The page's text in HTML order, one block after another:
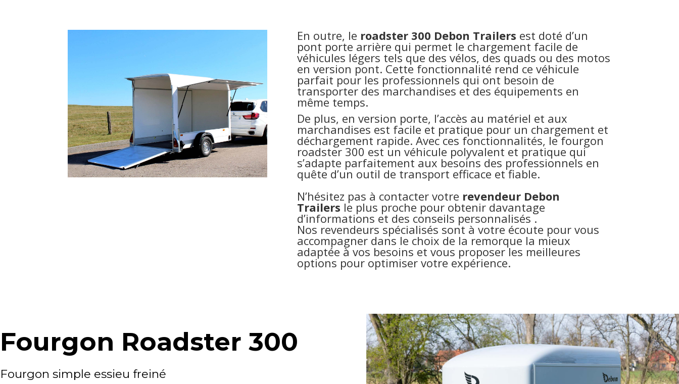
En outre, le roadster 300 Debon Trailers est doté d’un
pont porte arrière qui permet le chargement facile de
véhicules légers tels que des vélos, des quads ou des motos
en version pont. Cette fonctionnalité rend ce véhicule
parfait pour les professionnels qui ont besoin de
transporter des marchandises et des équipements en
même temps.
De plus, en version porte, l’accès au matériel et aux
marchandises est facile et pratique pour un chargement et
déchargement rapide. Avec ces fonctionnalités, le fourgon
roadster 300 est un véhicule polyvalent et pratique qui
s’adapte parfaitement aux besoins des professionnels en
quête d’un outil de transport efficace et fiable.
N’hésitez pas à contacter votre revendeur Debon
Trailers le plus proche pour obtenir davantage
d’informations et des conseils personnalisés .
Nos revendeurs spécialisés sont à votre écoute pour vous
accompagner dans le choix de la remorque la mieux
adaptée à vos besoins et vous proposer les meilleures
options pour optimiser votre expérience.
Fourgon Roadster 300
Fourgon simple essieu freiné